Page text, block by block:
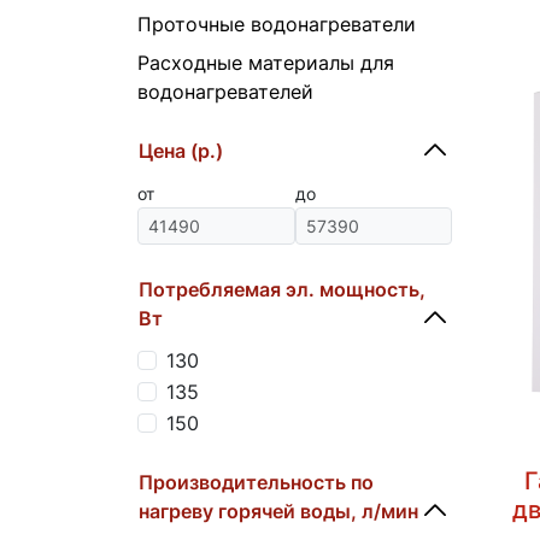
Проточные водонагреватели
Расходные материалы для
водонагревателей
Цена (р.)
от до
Потребляемая эл. мощность,
Вт
130
135
150
Производительность по
нагреву горячей воды, л/мин